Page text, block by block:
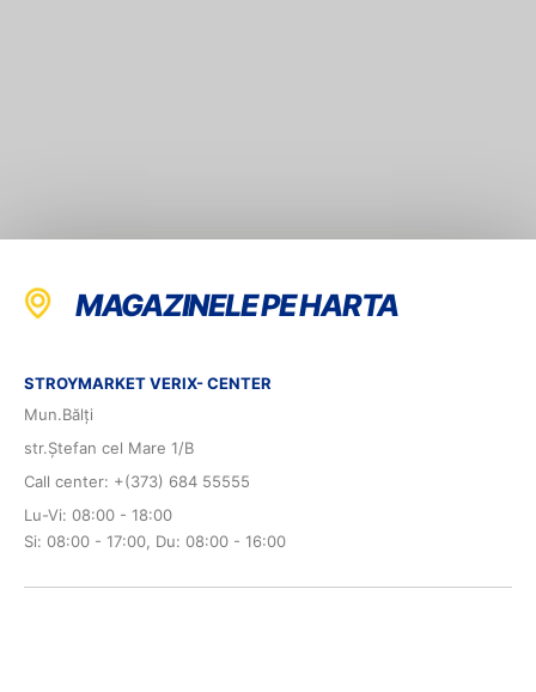
MAGAZINELE PE HARTA
STROYMARKET VERIX- CENTER
Mun.Bălți
str.Ștefan cel Mare 1/B
Call center: +(373) 684 55555
Lu-Vi: 08:00 - 18:00
Si: 08:00 - 17:00, Du: 08:00 - 16:00